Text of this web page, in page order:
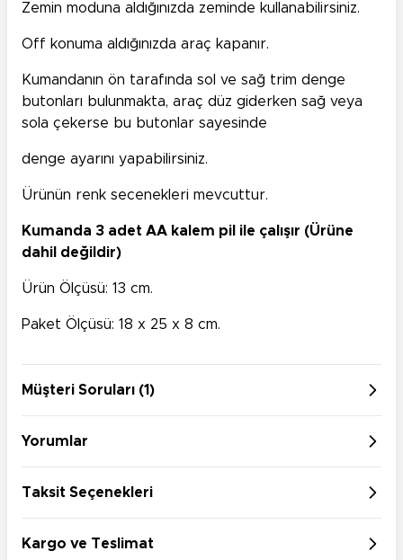
Zemin moduna aldığınızda zeminde kullanabilirsiniz.
Off konuma aldığınızda araç kapanır.
Kumandanın ön tarafında sol ve sağ trim denge
butonları bulunmakta, araç düz giderken sağ veya
sola çekerse bu butonlar sayesinde
denge ayarını yapabilirsiniz.
Ürünün renk secenekleri mevcuttur.
Kumanda 3 adet AA kalem pil ile çalışır (Ürüne
dahil değildir)
Ürün Ölçüsü: 13 cm.
Paket Ölçüsü: 18 x 25 x 8 cm.
Müşteri Soruları (1)
Yorumlar
Taksit Seçenekleri
Kargo ve Teslimat